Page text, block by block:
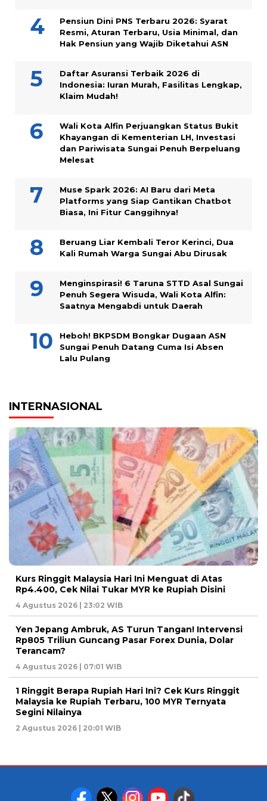
Pensiun Dini PNS Terbaru 2026: Syarat
Resmi, Aturan Terbaru, Usia Minimal, dan
Hak Pensiun yang Wajib Diketahui ASN
Daftar Asuransi Terbaik 2026 di
Indonesia: Iuran Murah, Fasilitas Lengkap,
Klaim Mudah!
Wali Kota Alfin Perjuangkan Status Bukit
Khayangan di Kementerian LH, Investasi
dan Pariwisata Sungai Penuh Berpeluang
Melesat
Muse Spark 2026: AI Baru dari Meta
Platforms yang Siap Gantikan Chatbot
Biasa, Ini Fitur Canggihnya!
Beruang Liar Kembali Teror Kerinci, Dua
Kali Rumah Warga Sungai Abu Dirusak
Menginspirasi! 6 Taruna STTD Asal Sungai
Penuh Segera Wisuda, Wali Kota Alfin:
Saatnya Mengabdi untuk Daerah
Heboh! BKPSDM Bongkar Dugaan ASN
Sungai Penuh Datang Cuma Isi Absen
Lalu Pulang
INTERNASIONAL
Kurs Ringgit Malaysia Hari Ini Menguat di Atas
Rp4.400, Cek Nilai Tukar MYR ke Rupiah Disini
4 Agustus 2026 | 23:02 WIB
Yen Jepang Ambruk, AS Turun Tangan! Intervensi
Rp805 Triliun Guncang Pasar Forex Dunia, Dolar
Terancam?
4 Agustus 2026 | 07:01 WIB
1 Ringgit Berapa Rupiah Hari Ini? Cek Kurs Ringgit
Malaysia ke Rupiah Terbaru, 100 MYR Ternyata
Segini Nilainya
2 Agustus 2026 | 20:01 WIB